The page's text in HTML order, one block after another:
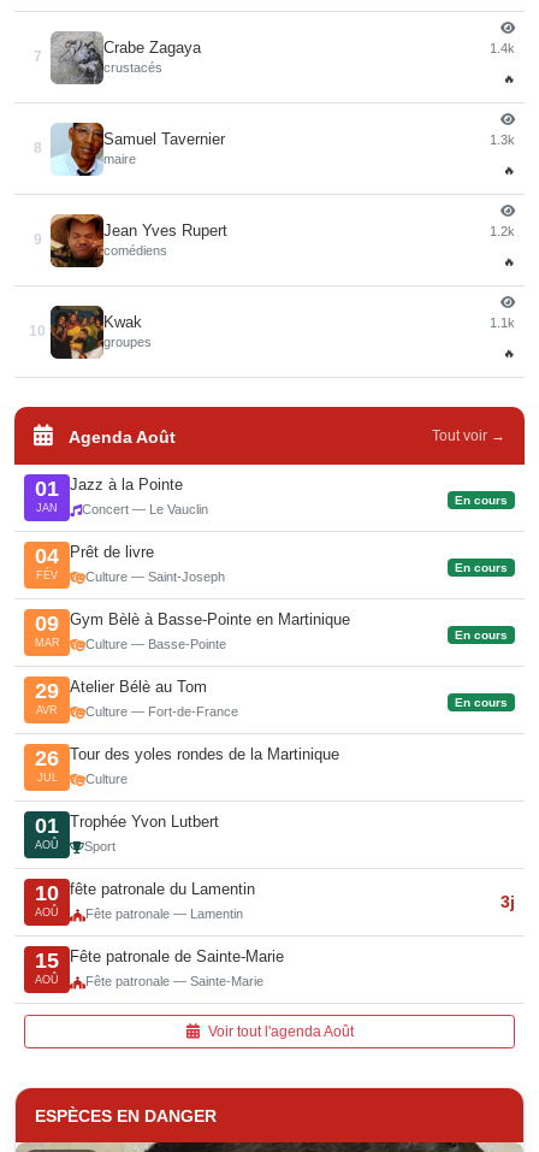
7
Crabe Zagaya
crustacés
1.4k
🔥
8
Samuel Tavernier
maire
1.3k
🔥
9
Jean Yves Rupert
comédiens
1.2k
🔥
10
Kwak
groupes
1.1k
🔥
Agenda Août Tout voir →
01
JAN
Jazz à la Pointe
Concert — Le Vauclin
En cours
04
FÉV
Prêt de livre
Culture — Saint-Joseph
En cours
09
MAR
Gym Bèlè à Basse-Pointe en Martinique
Culture — Basse-Pointe
En cours
29
AVR
Atelier Bélè au Tom
Culture — Fort-de-France
En cours
26
JUL
Tour des yoles rondes de la Martinique
Culture
01
AOÛ
Trophée Yvon Lutbert
Sport
10
AOÛ
fête patronale du Lamentin
Fête patronale — Lamentin
3j
15
AOÛ
Fête patronale de Sainte-Marie
Fête patronale — Sainte-Marie
Voir tout l'agenda Août
ESPÈCES EN DANGER